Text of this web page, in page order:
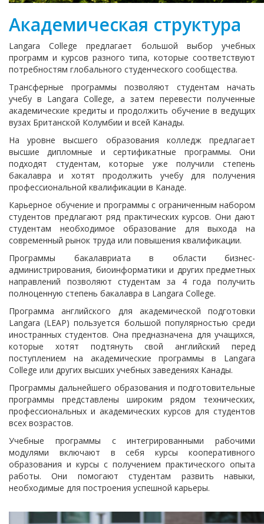
Академическая структура
Langara College предлагает большой выбор учебных
программ и курсов разного типа, которые соответствуют
потребностям глобального студенческого сообщества.
Трансферные программы позволяют студентам начать
учебу в Langara College, а затем перевести полученные
академические кредиты и продолжить обучение в ведущих
вузах Британской Колумбии и всей Канады.
На уровне высшего образования колледж предлагает
высшие дипломные и сертификатные программы. Они
подходят студентам, которые уже получили степень
бакалавра и хотят продолжить учебу для получения
профессиональной квалификации в Канаде.
Карьерное обучение и программы с ограниченным набором
студентов предлагают ряд практических курсов. Они дают
студентам необходимое образование для выхода на
современный рынок труда или повышения квалификации.
Программы бакалавриата в области бизнес-
администрирования, биоинформатики и других предметных
направлений позволяют студентам за 4 года получить
полноценную степень бакалавра в Langara College.
Программа английского для академической подготовки
Langara (LEAP) пользуется большой популярностью среди
иностранных студентов. Она предназначена для учащихся,
которые хотят подтянуть свой английский перед
поступлением на академические программы в Langara
College или других высших учебных заведениях Канады.
Программы дальнейшего образования и подготовительные
программы представлены широким рядом технических,
профессиональных и академических курсов для студентов
всех возрастов.
Учебные программы с интегрированными рабочими
модулями включают в себя курсы кооперативного
образования и курсы с получением практического опыта
работы. Они помогают студентам развить навыки,
необходимые для построения успешной карьеры.